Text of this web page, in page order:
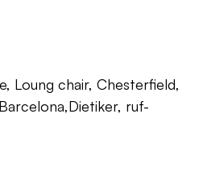
Loung chair, Chesterfield,
ruf-